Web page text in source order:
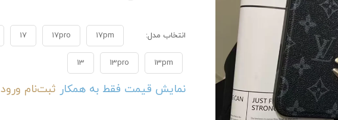
انتخاب مدل: 17pm
17pro
17
13pm
13pro
13
نمایش قیمت فقط به همکار ثبت‌نام ورود